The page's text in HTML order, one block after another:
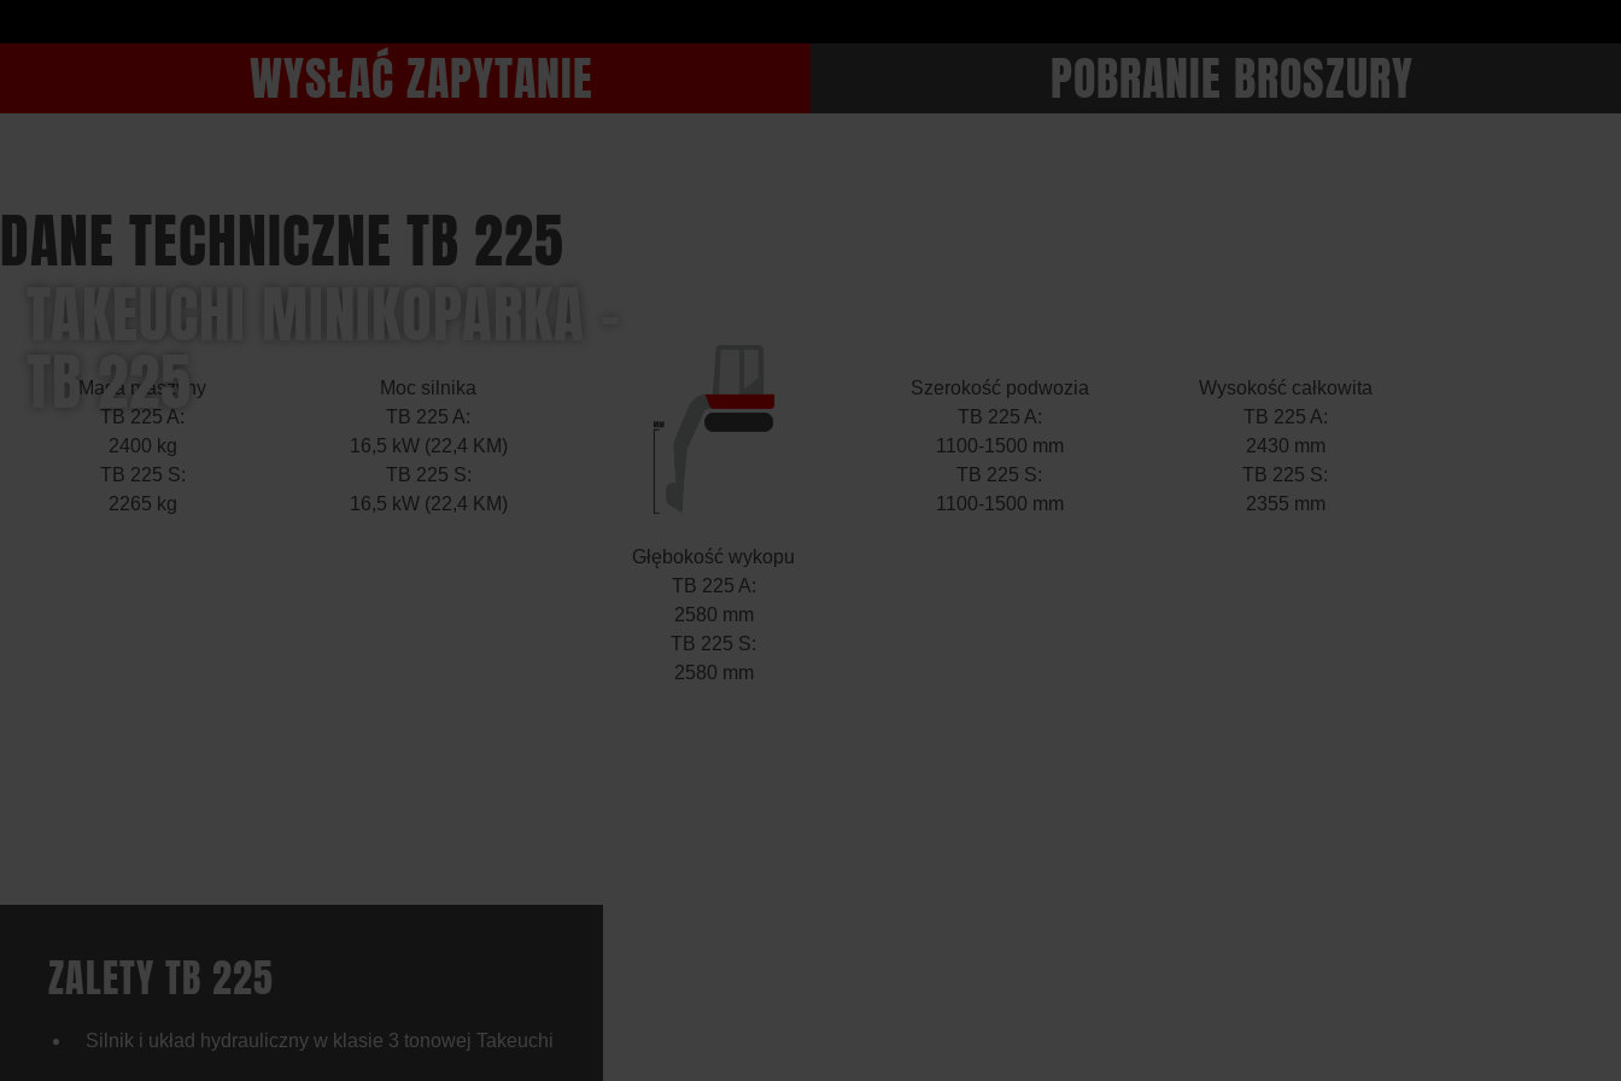
TAKEUCHI MINIKOPARKA –
TB 225
WYSŁAĆ ZAPYTANIE POBRANIE BROSZURY
DANE TECHNICZNE TB 225
Masa maszyny
TB 225 A:
2400 kg
TB 225 S:
2265 kg
Moc silnika
TB 225 A:
16,5 kW (22,4 KM)
TB 225 S:
16,5 kW (22,4 KM)
Głębokość wykopu
TB 225 A:
2580 mm
TB 225 S:
2580 mm
Szerokość podwozia
TB 225 A:
1100-1500 mm
TB 225 S:
1100-1500 mm
Wysokość całkowita
TB 225 A:
2430 mm
TB 225 S:
2355 mm
ZALETY TB 225
Silnik i układ hydrauliczny w klasie 3 tonowej Takeuchi